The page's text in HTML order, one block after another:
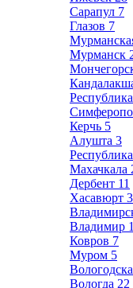
Сарапул 7
Глазов 7
Мурманск
Керчь 5
Алушта 3
Махачкала
Дербент 11
Хасавюрт 3
Владимир
Ковров 7
Муром 5
Вологда 22